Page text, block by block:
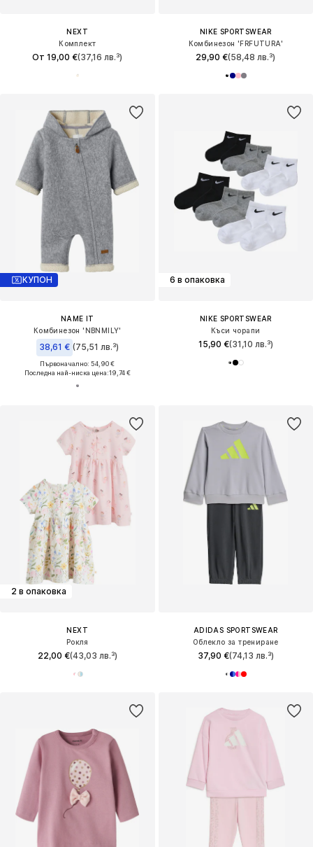
NEXT
Комплект
От 19,00 €(37,16 лв.³)
NIKE SPORTSWEAR
Комбинезон 'FRFUTURA'
29,90 €(58,48 лв.³)
КУПОН
NAME IT
Комбинезон 'NBNMILY'
38,61 € (75,51 лв.³)
Първоначално: 54,90 €
Последна най-ниска цена:19,74 €
6 в опаковка
NIKE SPORTSWEAR
Къси чорапи
15,90 €(31,10 лв.³)
2 в опаковка
NEXT
Рокля
22,00 €(43,03 лв.³)
ADIDAS SPORTSWEAR
Облекло за трениране
37,90 €(74,13 лв.³)